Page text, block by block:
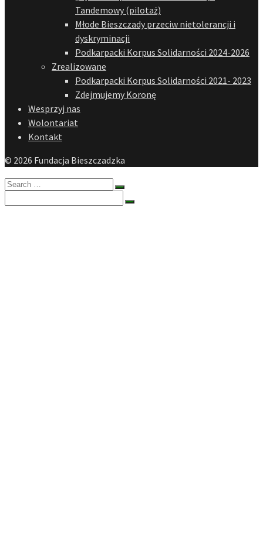
Tandemowy (pilotaż)
Młode Bieszczady przeciw nietolerancji i
dyskryminacji
Podkarpacki Korpus Solidarności 2024-2026
Zrealizowane
Podkarpacki Korpus Solidarności 2021- 2023
Zdejmujemy Koronę
Wesprzyj nas
Wolontariat
Kontakt
© 2026 Fundacja Bieszczadzka
Search